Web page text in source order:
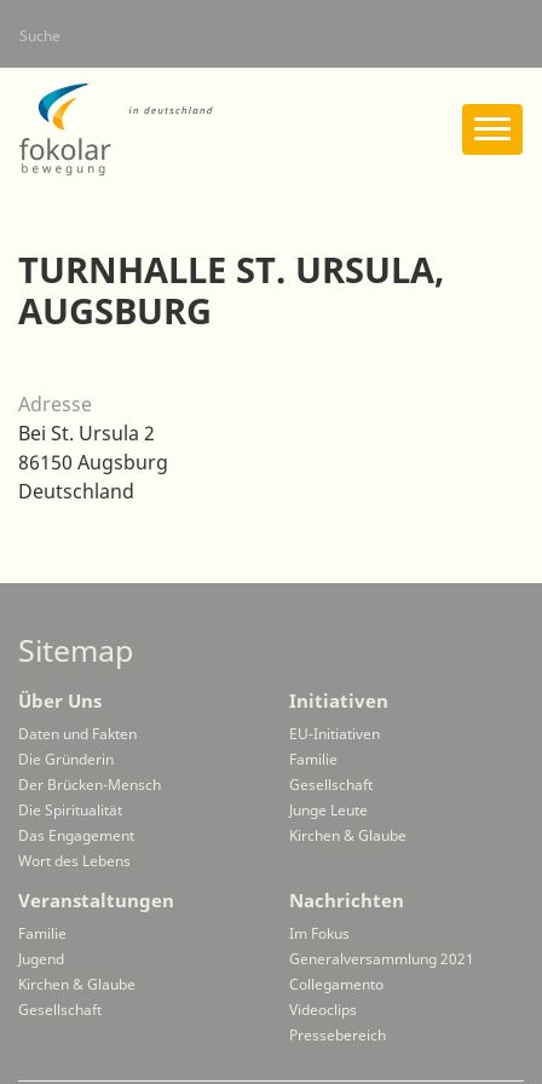
Inhalt
Suche
TURNHALLE ST. URSULA,
AUGSBURG
Adresse
Bei St. Ursula 2
86150 Augsburg
Deutschland
Sitemap
Über Uns
Daten und Fakten
Die Gründerin
Der Brücken-Mensch
Die Spiritualität
Das Engagement
Wort des Lebens
Initiativen
EU-Initiativen
Familie
Gesellschaft
Junge Leute
Kirchen & Glaube
Veranstaltungen
Familie
Jugend
Kirchen & Glaube
Gesellschaft
Nachrichten
Im Fokus
Generalversammlung 2021
Collegamento
Videoclips
Pressebereich